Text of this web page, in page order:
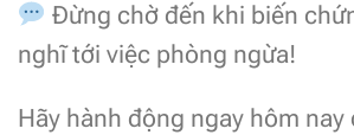
Đừng chờ đến khi biến
nghĩ tới việc phòng ngừa!
Hãy hành động ngay hôm nay